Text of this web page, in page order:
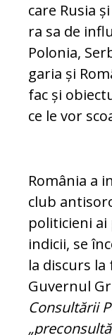
care Rusia
ra sa de
Polonia,
garia și
fac și
ce le vor
România a
club
po­liticieni
in­di­cii, se
la discurs la
Guvernul
Consultării